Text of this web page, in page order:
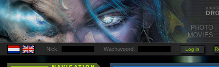
PHOTO :
MOVIES :
Nick: Wachtwoord: